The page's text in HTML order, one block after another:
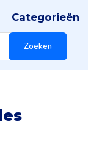
Zoeken
Categorieën